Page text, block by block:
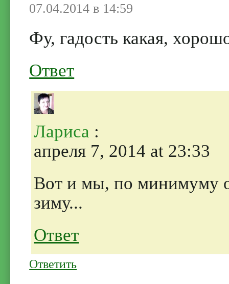
07.04.2014 в 14:59
Фу, гадость какая,
Ответ
Лариса :
апреля 7, 2014 at 23:33
Вот и мы, по минимуму
зиму...
Ответ
Ответить